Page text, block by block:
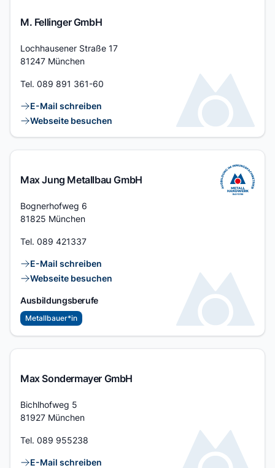
M. Fellinger GmbH
Adresse
Lochhausener Straße 17
81247 München
Tel. 089 891 361-60
Kontaktlinks
E-Mail schreiben
Webseite besuchen
Max Jung Metallbau GmbH
Adresse
Bognerhofweg 6
81825 München
Tel. 089 421337
Kontaktlinks
E-Mail schreiben
Webseite besuchen
Ausbildungsberufe
Metallbauer*in
Max Sondermayer GmbH
Adresse
Bichlhofweg 5
81927 München
Tel. 089 955238
Kontaktlinks
E-Mail schreiben